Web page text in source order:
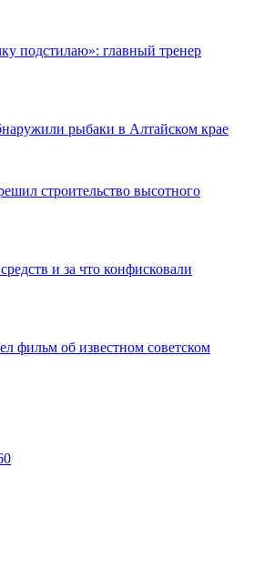
подстилаю»: главный тренер
рыбаки в Алтайском крае
строительство высотного
и за что конфисковали
фильм об известном советском